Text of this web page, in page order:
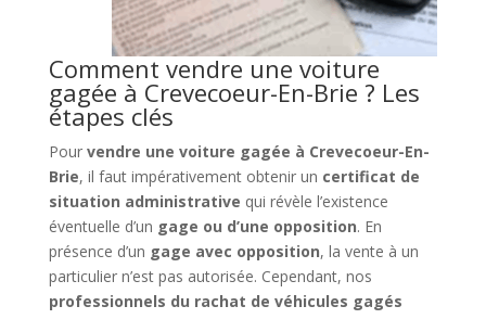
Comment vendre une voiture
gagée à Crevecoeur-En-Brie ? Les
étapes clés
Pour vendre une voiture gagée à Crevecoeur-En-
Brie, il faut impérativement obtenir un certificat de
situation administrative qui révèle l’existence
éventuelle d’un gage ou d’une opposition. En
présence d’un gage avec opposition, la vente à un
particulier n’est pas autorisée. Cependant, nos
professionnels du rachat de véhicules gagés